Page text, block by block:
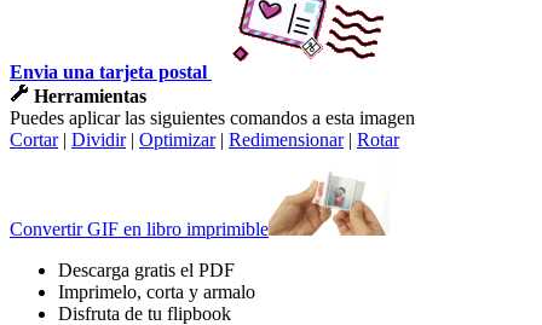
Envia una tarjeta postal
Herramientas
Puedes aplicar las siguientes comandos a esta imagen
Cortar| Dividir| Optimizar| Redimensionar| Rotar
Convertir GIF en libro imprimible
Descarga gratis el PDF
Imprimelo, corta y armalo
Disfruta de tu flipbook